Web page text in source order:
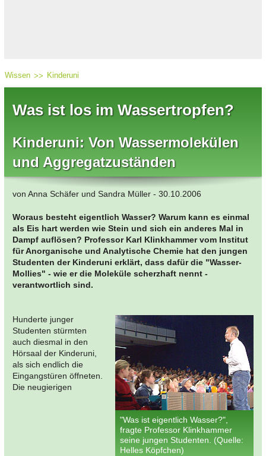
Wissen Kinderuni
Was ist los im Wassertropfen?
Kinderuni: Von Wassermolekülen
und Aggregatzuständen
von Anna Schäfer und Sandra Müller - 30.10.2006
Woraus besteht eigentlich Wasser? Warum kann es einmal
als Eis hart werden wie Stein und sich ein anderes Mal in
Dampf auflösen? Professor Karl Klinkhammer vom Institut
für Anorganische und Analytische Chemie hat den jungen
Studenten der Kinderuni erklärt, dass dafür die "Wasser-
Mollies" - wie er die Moleküle scherzhaft nennt -
verantwortlich sind.
"Was ist eigentlich Wasser?",
fragte Professor Klinkhammer
seine jungen Studenten. (Quelle:
Helles Köpfchen)
Hunderte junger
Studenten stürmten
auch diesmal in den
Hörsaal der Kinderuni,
als sich endlich die
Eingangstüren öffneten.
Die neugierigen